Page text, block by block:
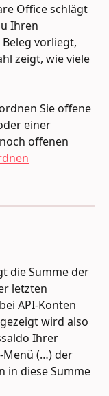
Office schlägt
Ihren
vorliegt,
zeigt, wie viele
Sie offene
einer
offenen
die Summe der
letzten
API-Konten
wird also
Ihrer
Menü (…) der
in diese Summe